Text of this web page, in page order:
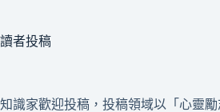
讀者投稿
知識家歡迎投稿，投稿領域以「心靈勵